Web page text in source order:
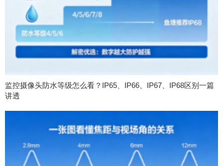
监控摄像头防水等级怎么看？IP65、IP66、IP67、IP68区别一篇
讲透